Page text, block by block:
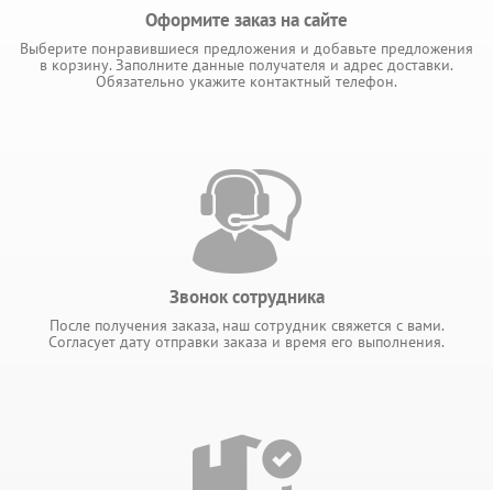
Оформите заказ на сайте
Выберите понравившиеся предложения и добавьте предложения
в корзину. Заполните данные получателя и адрес доставки.
Обязательно укажите контактный телефон.
Звонок сотрудника
После получения заказа, наш сотрудник свяжется с вами.
Согласует дату отправки заказа и время его выполнения.